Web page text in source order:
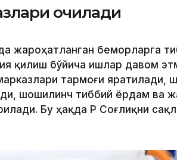
очилади
жароҳатланган беморларга
қилиш бўйича ишлар давом
тармоғи яратилади,
шошилинч тиббий ёрдам ва
Бу ҳақда ҚР Соғлиқни